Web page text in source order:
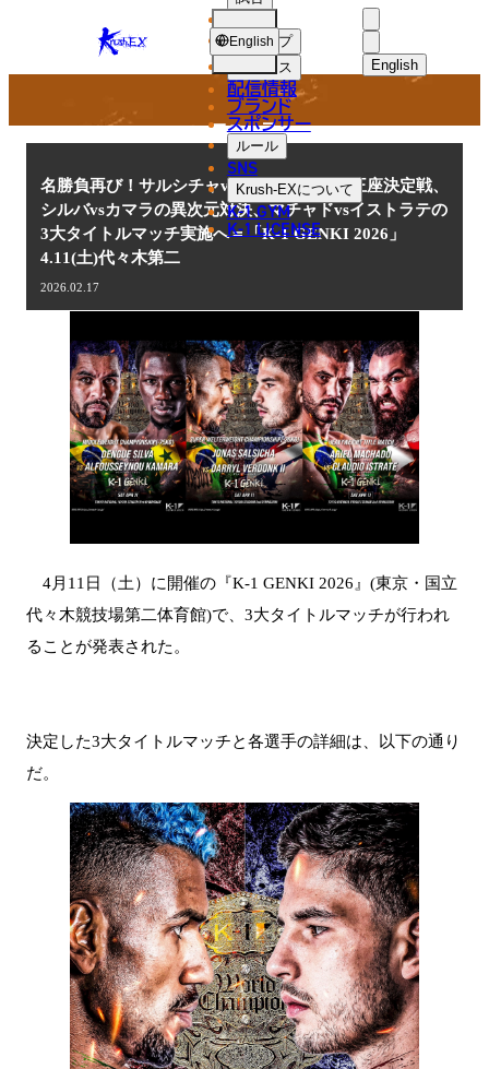
KRUSH-
EX
English
中文（简体
ไทย
ショップ
ニュース
配信情報
ブランド
スポンサー
ルール
SNS
Krush-EXについて
K-1 GYM
K-1 LICENSE
English
NEWS
ニュース
名勝負再び！サルシチャvsフェルドンクの王座決定戦、
シルバvsカマラの異次元対決、マチャドvsイストラテの
3大タイトルマッチ実施へ＝「K-1 GENKI 2026」
4.11(土)代々木第二
2026.02.17
4月11日（土）に開催の『K-1 GENKI 2026』(東京・国立
代々木競技場第二体育館)で、3大タイトルマッチが行われ
ることが発表された。
決定した3大タイトルマッチと各選手の詳細は、以下の通り
だ。